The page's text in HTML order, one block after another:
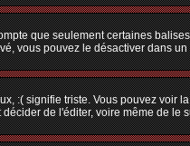
que seulement certaines
vous pouvez le désactiver dans
:( signifie triste. Vous pouvez voir
de l'éditer, voire même de le